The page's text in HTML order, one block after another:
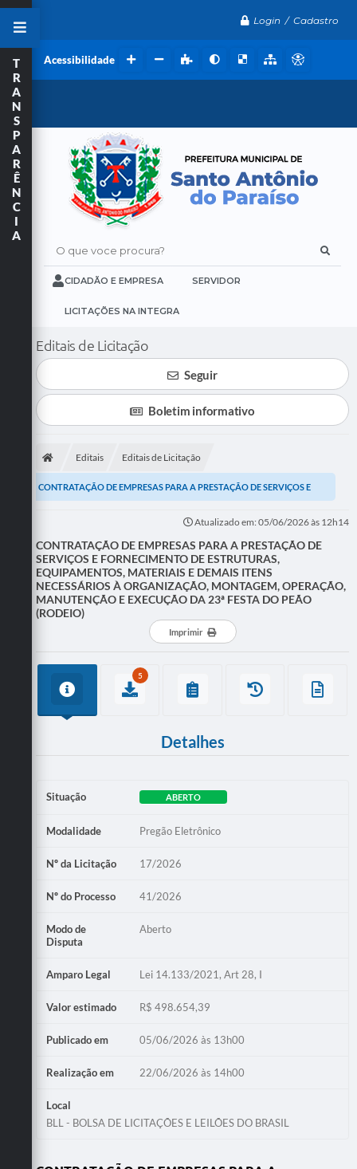
Login / Cadastro
Acessibilidade
O que voce procura?
CIDADÃO E EMPRESA SERVIDOR
LICITAÇÕES NA INTEGRA
T
R
A
N
S
P
A
R
Ê
N
C
I
A
Editais de Licitação
Seguir
Boletim informativo
Editais Editais de Licitação
CONTRATAÇÃO DE EMPRESAS PARA A PRESTAÇÃO DE SERVIÇOS E
FORNECIMENTO DE ESTRUTURAS, EQUIPAMENTOS, MATERIAIS E...
Atualizado em: 05/06/2026 às 12h14
CONTRATAÇÃO DE EMPRESAS PARA A PRESTAÇÃO DE
SERVIÇOS E FORNECIMENTO DE ESTRUTURAS,
EQUIPAMENTOS, MATERIAIS E DEMAIS ITENS
NECESSÁRIOS À ORGANIZAÇÃO, MONTAGEM, OPERAÇÃO,
MANUTENÇÃO E EXECUÇÃO DA 23ª FESTA DO PEÃO
(RODEIO)
Imprimir
5
Detalhes
Situação ABERTO
Modalidade Pregão Eletrônico
Nº da Licitação 17/2026
Nº do Processo 41/2026
Modo de
Disputa
Aberto
Amparo Legal Lei 14.133/2021, Art 28, I
Valor estimado R$ 498.654,39
Publicado em 05/06/2026 às 13h00
Realização em 22/06/2026 às 14h00
Local
BLL - BOLSA DE LICITAÇÕES E LEILÕES DO BRASIL